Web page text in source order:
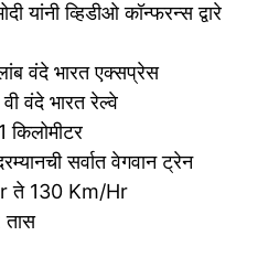
यांनी व्हिडीओ कॉन्फरन्स द्वारे
वंदे भारत एक्सप्रेस
वी वंदे भारत रेल्वे
सर्वात वेगवान ट्रेन
ते 130 Km/Hr
तास